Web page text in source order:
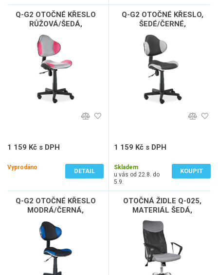
Q-G2 OTOČNÉ KŘESLO
RŮŽOVÁ/ŠEDÁ,
1 159 Kč s DPH
Vyprodáno
DETAIL
Q-G2 OTOČNÉ KŘESLO,
ŠEDÉ/ČERNÉ,
1 159 Kč s DPH
Skladem
u vás od 22.8. do
5.9.
KOUPIT
Q-G2 OTOČNÉ KŘESLO
MODRÁ/ČERNÁ,
OTOČNÁ ŽIDLE Q-025,
MATERIÁL ŠEDÁ,